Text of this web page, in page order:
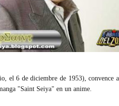
el 6 de diciembre de 1953), convence
"Saint Seiya" en un anime.